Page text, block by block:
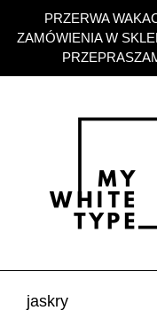
PRZERWA
ZAMÓWIENIA W
zawartości
jaskry